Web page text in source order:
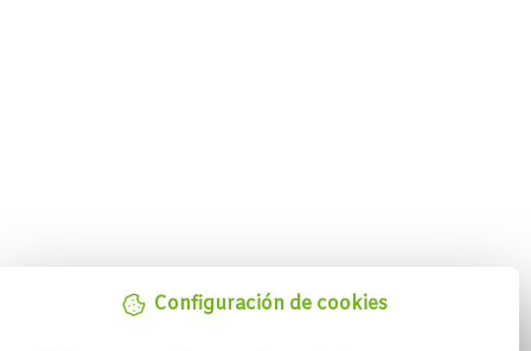
Configuración de cookies